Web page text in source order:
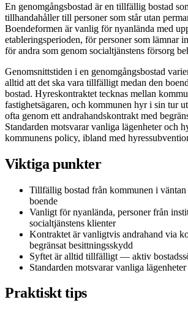
En genomgångsbostad är en tillfällig bostad
tillhandahåller till personer som står utan
Boendeformen är vanlig för nyanlända med
etableringsperioden, för personer som lämnar
för andra som genom socialtjänstens försorg
Genomsnittstiden i en genomgångsbostad
alltid att det ska vara tillfälligt medan den
bostad. Hyreskontraktet tecknas mellan
fastighetsägaren, och kommunen hyr i sin tur
ofta genom ett andrahandskontrakt med
Standarden motsvarar vanliga lägenheter och
kommunens policy, ibland med
Viktiga punkter
Tillfällig bostad från kommunen i väntan
boende
Vanligt för nyanlända, personer från
socialtjänstens klienter
Kontraktet är vanligtvis andrahand via
begränsat besittningsskydd
Syftet är alltid tillfälligt — aktiv
Standarden motsvarar vanliga
Praktiskt tips